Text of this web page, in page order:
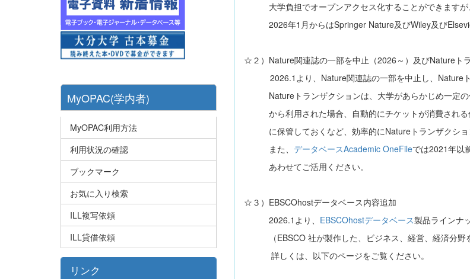
大学負担でオープンアクセス化することができますが
2026年1月からはSpringer Nature及びWiley及び
☆２）Nature関連誌の一部を中止（2026～）及びNatureト
2026.1より、Nature関連誌の一部を中止し、Natureト
Natureトランザクションは、大学があらかじめ一定の
から利用された場合、自動的にチケットが消費される
に保管しておくなど、効率的にNatureトランザクショ
また、 データベースAcademic OneFileでは2021年以
あわせてご活用ください。
☆３）EBSCOhostデータベース内容追加
2026.1より、 EBSCOhostデータベース製品ラインナ
（EBSCO 社が製作した、ビジネス、経営、経済分野を
詳しくは、以下のページをご覧ください。
MyOPAC(学内者)
MyOPAC利用方法
利用状況の確認
ブックマーク
お気に入り検索
ILL複写依頼
ILL貸借依頼
リンク